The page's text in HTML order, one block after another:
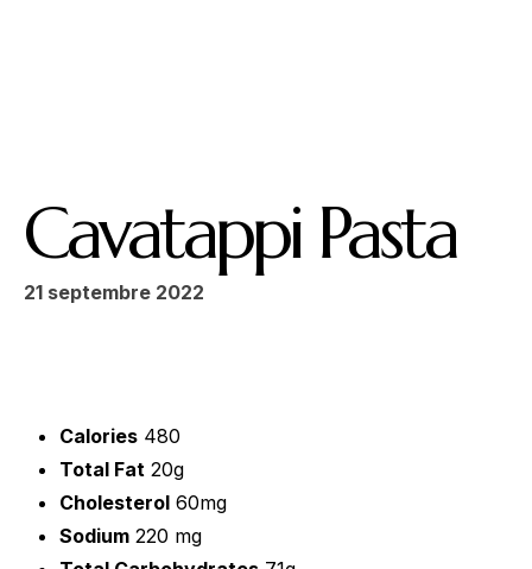
Cavatappi Pasta
21 septembre 2022
Calories 480
Total Fat 20g
Cholesterol 60mg
Sodium 220 mg